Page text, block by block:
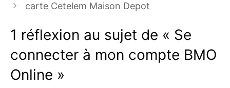
carte Cetelem Maison Depot
1 réflexion au sujet de « Se
connecter à mon compte BMO
Online »